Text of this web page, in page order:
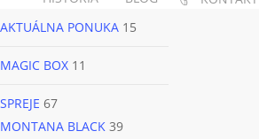
AKTUÁLNA PONUKA 15
MAGIC BOX 11
SPREJE 67
MONTANA BLACK 39